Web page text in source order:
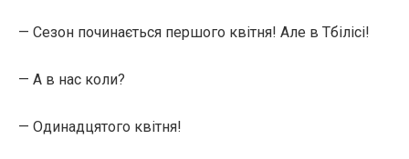
— Сезон починається першого квітня! Але в Тбілісі!
— А в нас коли?
— Одинадцятого квітня!